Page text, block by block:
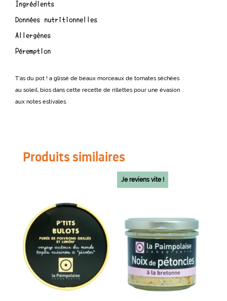
Ingrédients
Données nutritionnelles
Allergènes
Péremption
T’as du pot ! a glissé de beaux morceaux de tomates séchées
au soleil, bios dans cette recette de rillettes pour une évasion
aux notes estivales.
Produits similaires
Je reviens vite !